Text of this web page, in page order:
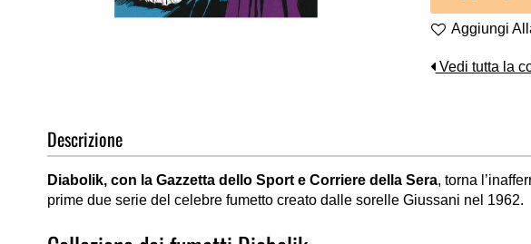
di
immagini
Aggiungi
Vedi tutta la
Descrizione
Diabolik, con la Gazzetta dello Sport e Corriere della Sera, torna
prime due serie del celebre fumetto creato dalle sorelle Giussani nel 1962.